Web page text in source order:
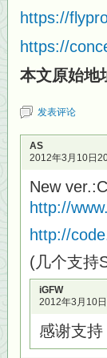
https://
https://
本文原始地
发表评论
AS
2012年3月10日
New
http://
http://
(几个支持
iGFW
2012年3月10
感谢支持